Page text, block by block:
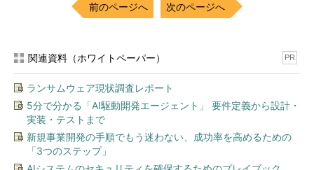
前のページへ 次のページへ
関連資料（ホワイトペーパー） PR
ランサムウェア現状調査レポート
5分で分かる「AI駆動開発エージェント」 要件定義から設計・
実装・テストまで
新規事業開発の手順でもう迷わない、成功率を高めるための
「3つのステップ」